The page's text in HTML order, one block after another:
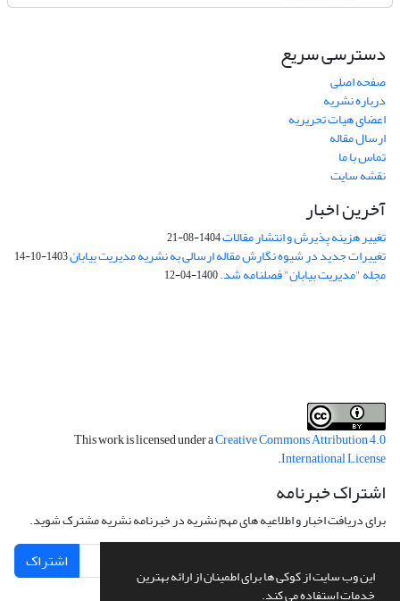
این وب سایت از کوکی ها برای اطمینان از ارائه بهترین
خدمات استفاده می کند.
دسترسی سریع
صفحه اصلی
درباره نشریه
اعضای هیات تحریریه
ارسال مقاله
تماس با ما
نقشه سایت
آخرین اخبار
تغییر هزینه پذیرش و انتشار مقالات1404-08-21
تغییرات جدید در شیوه نگارش مقاله ارسالی به نشریه مدیریت بیابان1403-10-14
مجله "مدیریت بیابان" فصلنامه شد.1400-04-12
This work is licensed under aCreative Commons Attribution 4.0
International License
.
اشتراک خبرنامه
برای دریافت اخبار و اطلاعیه های مهم نشریه در خبرنامه نشریه مشترک شوید.
اشتراک